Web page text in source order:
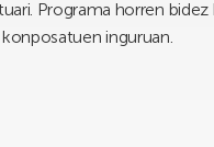
Programa horren
inguruan.